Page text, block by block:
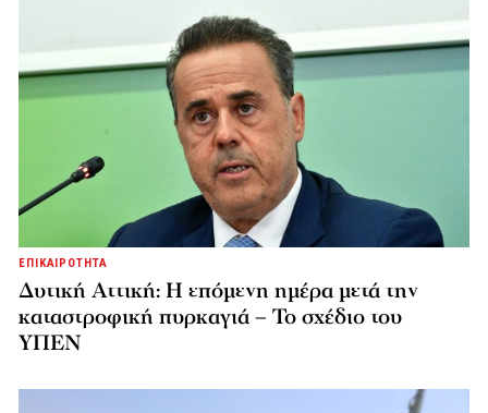
ΕΠΙΚΑΙΡΟΤΗΤΑ
Δυτική Αττική: Η επόμενη ημέρα μετά την
καταστροφική πυρκαγιά – Το σχέδιο του
ΥΠΕΝ